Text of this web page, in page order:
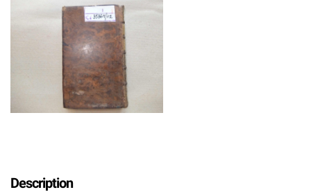
Description